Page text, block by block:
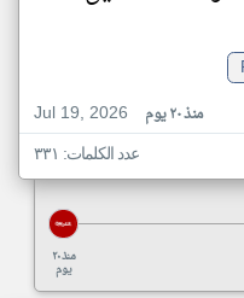
Jul 19, 2026
منذ ٢٠ يوم
عدد الكلمات: ٣٣١
منذ ٢٠
يوم